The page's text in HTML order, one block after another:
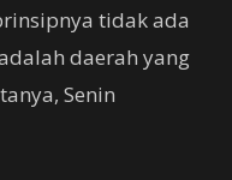
tidak ada
daerah yang
Senin